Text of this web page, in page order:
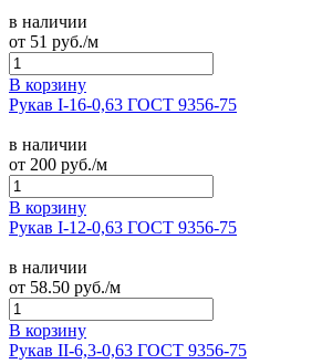
в наличии
от 51 руб./м
В корзину
Рукав I-16-0,63 ГОСТ 9356-75
в наличии
от 200 руб./м
В корзину
Рукав I-12-0,63 ГОСТ 9356-75
в наличии
от 58.50 руб./м
В корзину
Рукав II-6,3-0,63 ГОСТ 9356-75